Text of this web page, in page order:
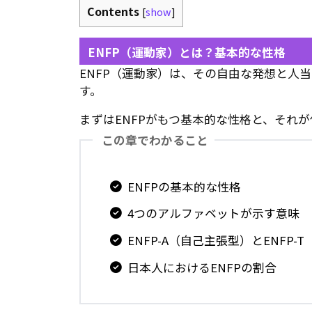
Contents [show]
ENFP（運動家）とは？基本的な性格
ENFP（運動家）は、その自由な発想と人
す。
まずはENFPがもつ基本的な性格と、それ
この章でわかること
ENFPの基本的な性格
4つのアルファベットが示す意味
ENFP-A（自己主張型）とENFP-T
日本人におけるENFPの割合